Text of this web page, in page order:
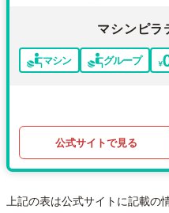
マシンピラ
マシン グループ
公式サイトで見る
上記の表は公式サイトに記載の